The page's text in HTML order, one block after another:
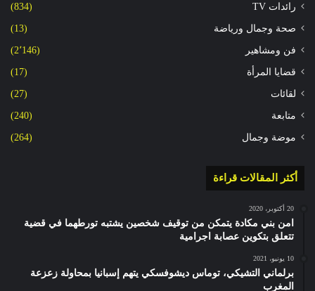
رائدات TV (834)
صحة وجمال ورياضة (13)
فن ومشاهير (2٬146)
قضايا المرأة (17)
لقائات (27)
متابعة (240)
موضة وجمال (264)
أكثر المقالات قراءة
20 أكتوبر، 2020
امن بني مكادة يتمكن من توقيف شخصين يشتبه تورطهما في قضية
تتعلق بتكوين عصابة اجرامية
10 يونيو، 2021
برلماني التشيكي، توماس ديشوفسكي يتهم إسبانيا بمحاولة زعزعة
المغرب